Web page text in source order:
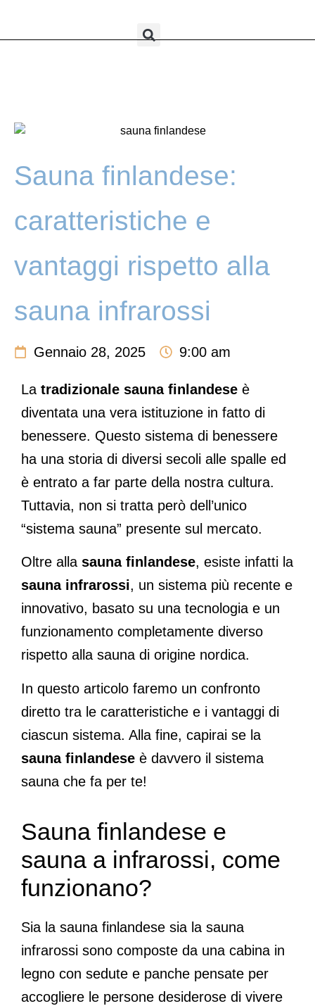
Sauna finlandese:
caratteristiche e
vantaggi rispetto alla
sauna infrarossi
Gennaio 28, 2025 9:00 am
La tradizionale sauna finlandese è
diventata una vera istituzione in fatto di
benessere. Questo sistema di benessere
ha una storia di diversi secoli alle spalle ed
è entrato a far parte della nostra cultura.
Tuttavia, non si tratta però dell’unico
“sistema sauna” presente sul mercato.
Oltre alla sauna finlandese, esiste infatti la
sauna infrarossi, un sistema più recente e
innovativo, basato su una tecnologia e un
funzionamento completamente diverso
rispetto alla sauna di origine nordica.
In questo articolo faremo un confronto
diretto tra le caratteristiche e i vantaggi di
ciascun sistema. Alla fine, capirai se la
sauna finlandese è davvero il sistema
sauna che fa per te!
Sauna finlandese e
sauna a infrarossi, come
funzionano?
Sia la sauna finlandese sia la sauna
infrarossi sono composte da una cabina in
legno con sedute e panche pensate per
accogliere le persone desiderose di vivere